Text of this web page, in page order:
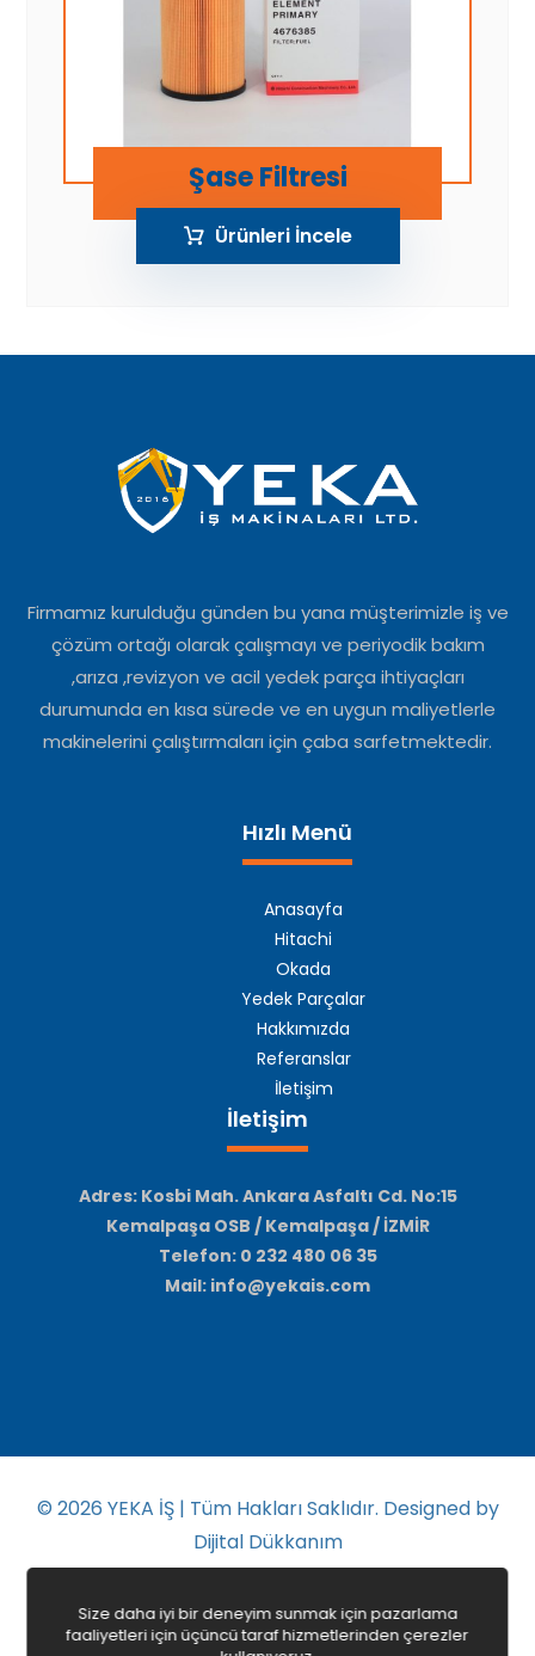
Şase Filtresi
Ürünleri İncele
Firmamız kurulduğu günden bu yana müşterimizle iş ve
çözüm ortağı olarak çalışmayı ve periyodik bakım
,arıza ,revizyon ve acil yedek parça ihtiyaçları
durumunda en kısa sürede ve en uygun maliyetlerle
makinelerini çalıştırmaları için çaba sarfetmektedir.
Hızlı Menü
Anasayfa
Hitachi
Okada
Yedek Parçalar
Hakkımızda
Referanslar
İletişim
İletişim
Adres: Kosbi Mah. Ankara Asfaltı Cd. No:15
Kemalpaşa OSB / Kemalpaşa / İZMİR
Telefon: 0 232 480 06 35
Mail: info@yekais.com
© 2026 YEKA İŞ | Tüm Hakları Saklıdır. Designed by
Dijital Dükkanım
Gizlilik Politikası
Anasayfa
Size daha iyi bir deneyim sunmak için pazarlama
faaliyetleri için üçüncü taraf hizmetlerinden çerezler